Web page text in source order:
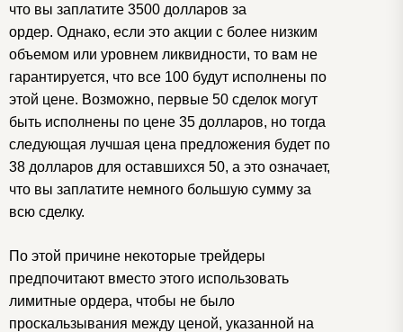
что вы заплатите 3500 долларов за
ордер. Однако, если это акции с более низким
объемом или уровнем ликвидности, то вам не
гарантируется, что все 100 будут исполнены по
этой цене. Возможно, первые 50 сделок могут
быть исполнены по цене 35 долларов, но тогда
следующая лучшая цена предложения будет по
38 долларов для оставшихся 50, а это означает,
что вы заплатите немного большую сумму за
всю сделку.
По этой причине некоторые трейдеры
предпочитают вместо этого использовать
лимитные ордера, чтобы не было
проскальзывания между ценой, указанной на